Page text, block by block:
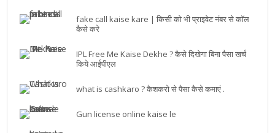
fake call kaise kare | किसी को भी प्राइवेट नंबर से कॉल
कैसे करे
IPL Free Me Kaise Dekhe ? कैसे दिखेगा बिना पैसा खर्च
किये आईपीएल
what is cashkaro ? कैशकरो से पैसा कैसे कमाएं .
Gun license online kaise le